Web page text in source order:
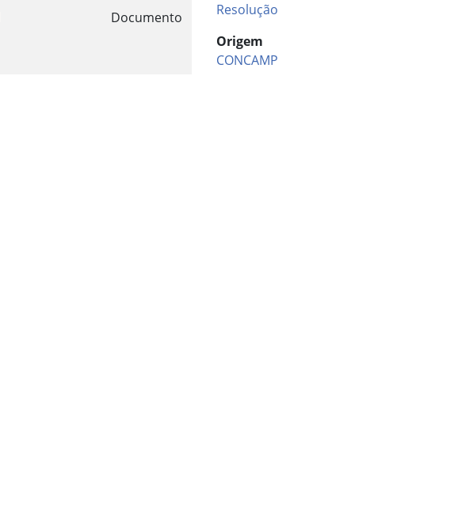
Documento
Resolução
Origem
CONCAMP